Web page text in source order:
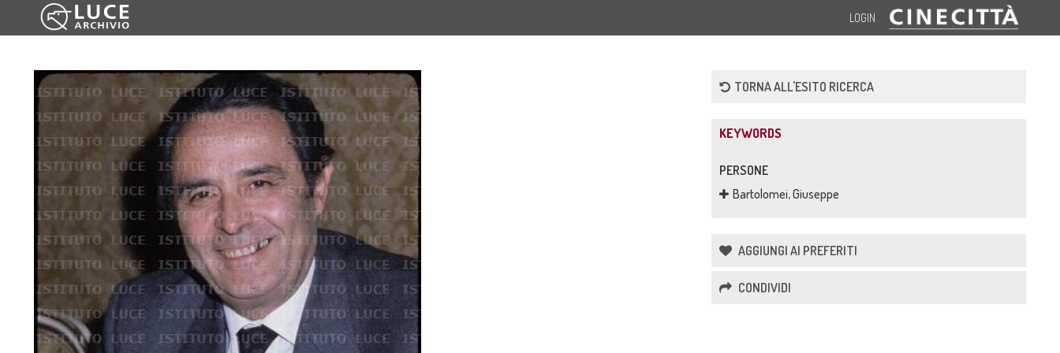
LOGIN
TORNA ALL'ESITO RICERCA
KEYWORDS
PERSONE
Bartolomei, Giuseppe
AGGIUNGI AI PREFERITI
CONDIVIDI